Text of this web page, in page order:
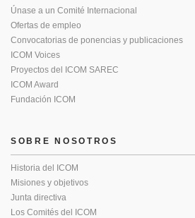
Únase a un Comité Internacional
Ofertas de empleo
Convocatorias de ponencias y publicaciones
ICOM Voices
Proyectos del ICOM SAREC
ICOM Award
Fundación ICOM
SOBRE NOSOTROS
Historia del ICOM
Misiones y objetivos
Junta directiva
Los Comités del ICOM